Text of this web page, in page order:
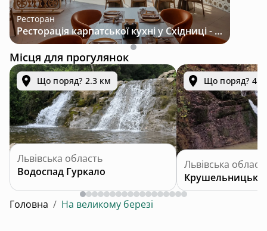
Ресторан
Ресторація карпатської кухні у Східниці - місце з характером і традиціями
Місця для прогулянок
Що поряд? 2.3 км
Львівська область
Водоспад Гуркало
Що поряд? 4.4
Львівська
Головна / На великому березі